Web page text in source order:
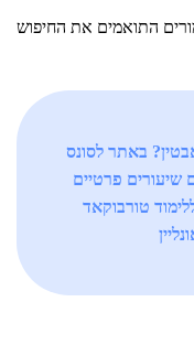
התואמים את החיפוש
באתר לסונס
שיעורים פרטיים
טורבוקאד